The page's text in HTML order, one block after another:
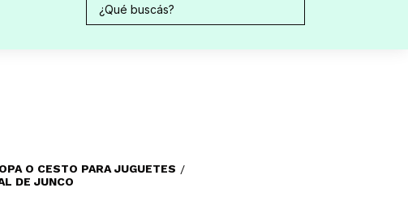
O CESTO PARA JUGUETES /
DE JUNCO